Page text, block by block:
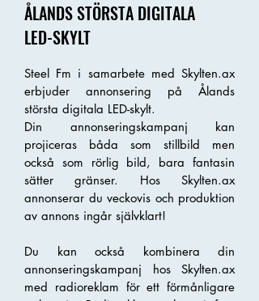
ÅLANDS STÖRSTA DIGITALA
LED-SKYLT
Steel Fm i samarbete med Skylten.ax
erbjuder annonsering på Ålands
största digitala LED-skylt.
Din annonseringskampanj kan
projiceras båda som stillbild men
också som rörlig bild, bara fantasin
sätter gränser. Hos Skylten.ax
annonserar du veckovis och produktion
av annons ingår självklart!
Du kan också kombinera din
annonseringskampanj hos Skylten.ax
med radioreklam för ett förmånligare